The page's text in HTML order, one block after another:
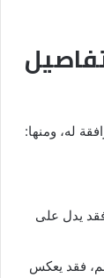
له، ومنها:
يدل على
فقد يعكس